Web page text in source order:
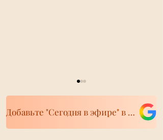
Добавьте "Сегодня в эфире" в свои источники